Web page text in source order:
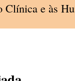
Clínica e às